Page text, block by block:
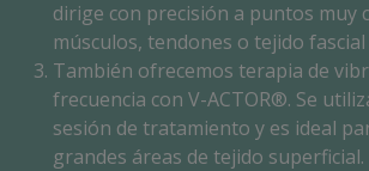
dirige con precisión a puntos muy
músculos, tendones o tejido fascial
También ofrecemos terapia de
frecuencia con V-ACTOR®. Se
sesión de tratamiento y es ideal
grandes áreas de tejido superficial.